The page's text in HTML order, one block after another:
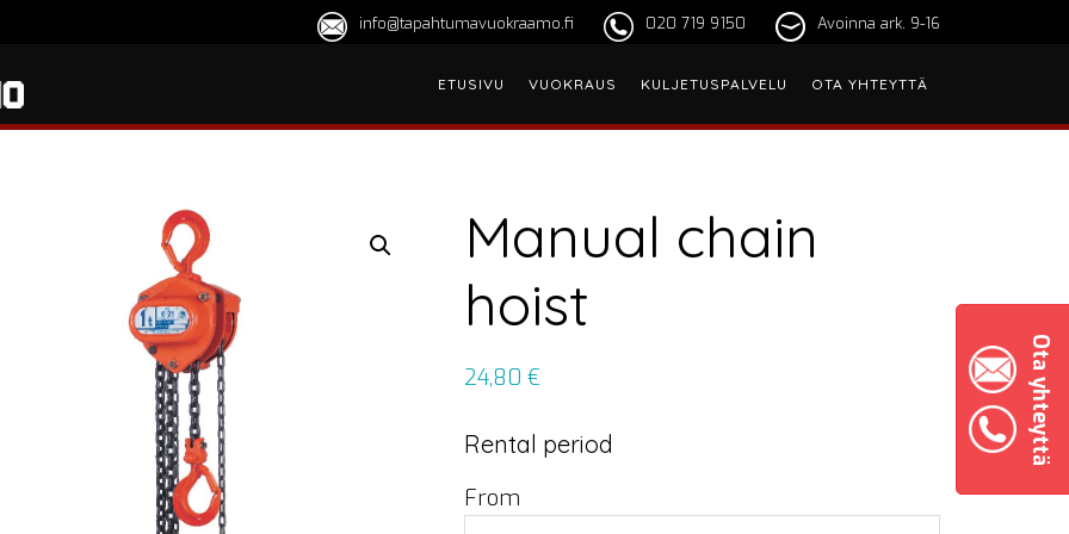
Ota yhteyttä
Avoinna ark. 9-16
020 719 9150
info@tapahtumavuokraamo.fi
ETUSIVU VUOKRAUS KULJETUSPALVELU OTA YHTEYTTÄ
Manual chain
hoist
24,80 €
Rental period
From